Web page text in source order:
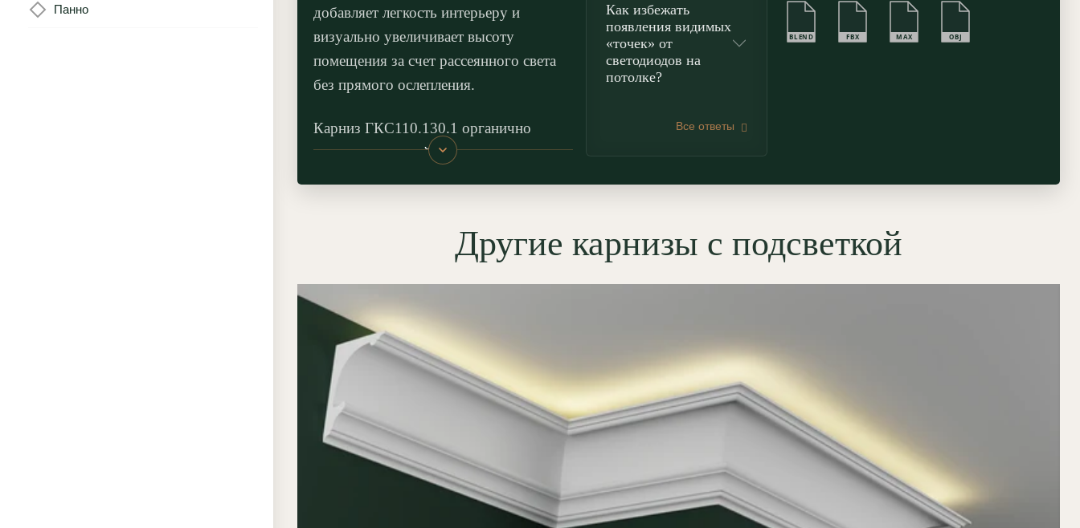
Панно
добавляет легкость интерьеру и
визуально увеличивает высоту
помещения за счет рассеянного света
без прямого ослепления.
Карниз ГКС110.130.1 органично
вписывается вхай-тек,минимализм,
подсветка для вечернего режима,
ночная подсветка для коридора,
спальни или гостиной, а также
камерная атмосфера в зоне отдыха.
Преимущества гипсовых
световых карнизов
«ЭКОЛЕПНИНА»
Пожаробезопасность:Гипс —
негорючий материал (КМ0). В
Как избежать
появления видимых
«точек» от
светодиодов на
потолке?
Все ответы
BLEND FBX MAX OBJ
Другие карнизы с подсветкой